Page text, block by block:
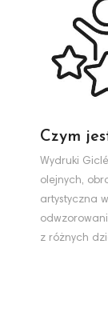
Czym
Wydruki
olejnych,
artystyczna
z różnych